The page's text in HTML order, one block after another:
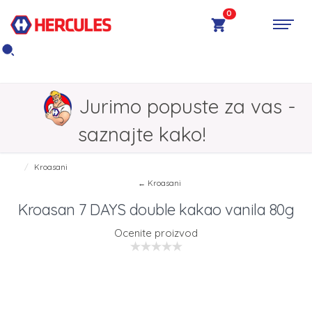
0
Jurimo popuste za vas -
saznajte kako!
Kroasani
← Kroasani
Kroasan 7 DAYS double kakao vanila 80g
Ocenite proizvod